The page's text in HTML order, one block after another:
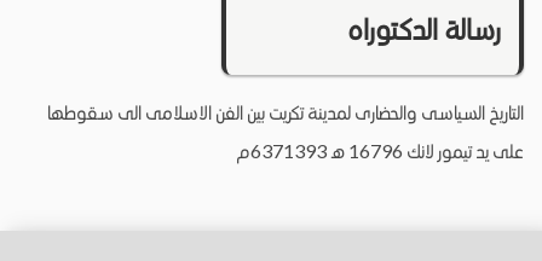
رسالة الدكتوراه
التاريخ السياسى والحضارى لمدينة تكريت بين الفن الاسلامى الى سقوطها
على يد تيمور لانك 16796 ه 6371393م